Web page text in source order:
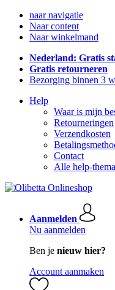
naar navigatie
Naar content
Naar winkelmand
Nederland: Gratis
Gratis retourneren
Bezorging binnen 3
Help
Waar is mijn
Retourneringen
Verzendkosten
Contact
Alle help-
Aanmelden
Nu aanmelden
Ben je nieuw hier?
Account aanmaken